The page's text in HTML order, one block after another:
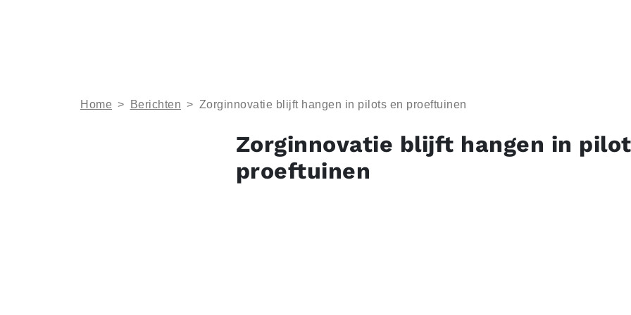
Home > Berichten > Zorginnovatie blijft hangen in pilots en proeftuinen
Zorginnovatie blijft hangen in
proeftuinen